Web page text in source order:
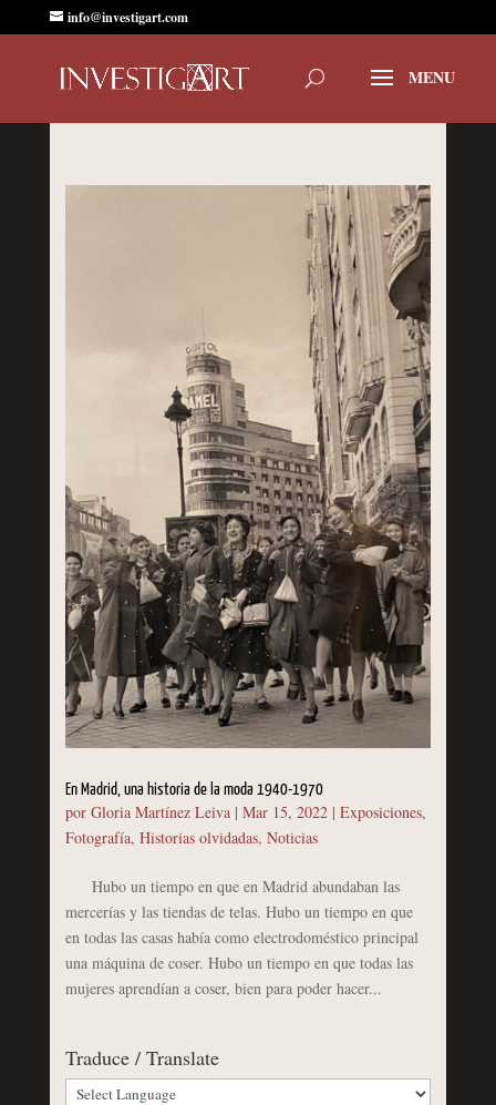
info@investigart.com
En Madrid, una historia de la moda 1940-1970
por Gloria Martínez Leiva| Mar 15, 2022| Exposiciones,
Fotografía, Historias olvidadas, Noticias
Hubo un tiempo en que en Madrid abundaban las
mercerías y las tiendas de telas. Hubo un tiempo en que
en todas las casas había como electrodoméstico principal
una máquina de coser. Hubo un tiempo en que todas las
mujeres aprendían a coser, bien para poder hacer...
Traduce / Translate